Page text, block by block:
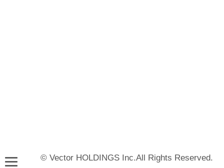
© Vector HOLDINGS Inc.All Rights Reserved.